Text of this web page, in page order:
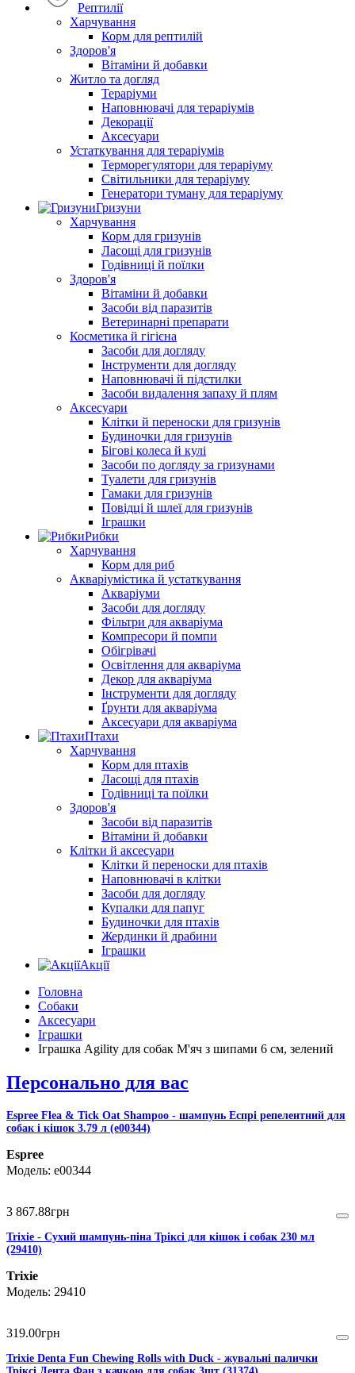
Рептилії
Харчування
Корм для рептилій
Здоров'я
Вітаміни й добавки
Житло та догляд
Тераріуми
Наповнювачі для тераріумів
Декорації
Аксесуари
Устаткування для тераріумів
Терморегулятори для тераріуму
Світильники для тераріуму
Генератори туману для тераріуму
Гризуни
Харчування
Корм для гризунів
Ласощі для гризунів
Годівниці й поїлки
Здоров'я
Вітаміни й добавки
Засоби від паразитів
Ветеринарні препарати
Косметика й гігієна
Засоби для догляду
Інструменти для догляду
Наповнювачі й підстилки
Засоби видалення запаху й плям
Аксесуари
Клітки й переноски для гризунів
Будиночки для гризунів
Бігові колеса й кулі
Засоби по догляду за гризунами
Туалети для гризунів
Гамаки для гризунів
Повідці й шлеї для гризунів
Іграшки
Рибки
Харчування
Корм для риб
Акваріумістика й устаткування
Акваріуми
Засоби для догляду
Фільтри для акваріума
Компресори й помпи
Обігрівачі
Освітлення для акваріума
Декор для акваріума
Інструменти для догляду
Ґрунти для акваріума
Аксесуари для акваріума
Птахи
Харчування
Корм для птахів
Ласощі для птахів
Годівниці та поїлки
Здоров'я
Засоби від паразитів
Вітаміни й добавки
Клітки й аксесуари
Клітки й переноски для птахів
Наповнювачі в клітки
Засоби для догляду
Купалки для папуг
Будиночки для птахів
Жердинки й драбини
Іграшки
Акції
Головна
Собаки
Аксесуари
Іграшки
Іграшка Agility для собак М'яч з шипами 6 см, зелений
Персонально для вас
Espree Flea & Tick Oat Shampoo - шампунь Еспрі репелентний для
собак і кішок 3.79 л (e00344)
Espree
e00344
3 867.88грн
Trixie - Сухий шампунь-піна Тріксі для кішок і собак 230 мл
(29410)
Trixie
29410
319.00грн
Trixie Denta Fun Chewing Rolls with Duck - жувальні палички